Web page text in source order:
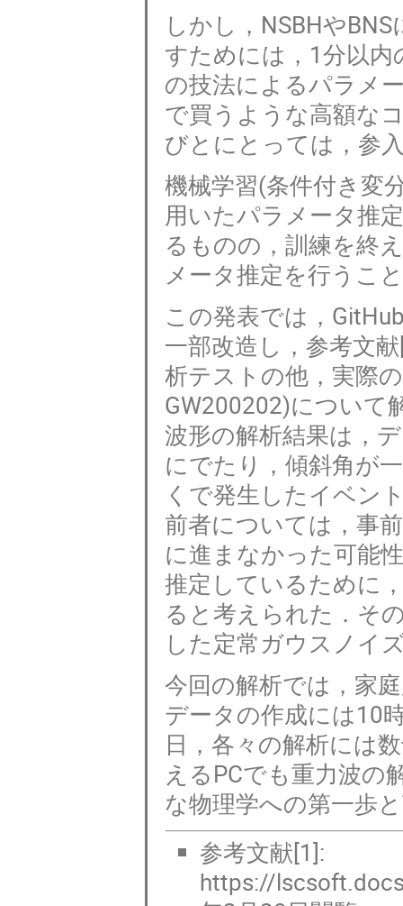
しかし，NSBHや
すためには，1分以
の技法によるパラメ
で買うような高額な
びとにとっては，参
機械学習(条件付き変
用いたパラメータ推
るものの，訓練を終
メータ推定を行うこ
この発表では，
一部改造し，参考文
析テストの他，実際
GW200202)について
波形の解析結果は，
にでたり，傾斜角が
くで発生したイベン
前者については，事
に進まなかった可能
推定しているために
ると考えられた．そ
した定常ガウスノイ
今回の解析では，家
データの作成には10
日，各々の解析には
えるPCでも重力波の
な物理学への第一歩
参考文献[1]:
https://